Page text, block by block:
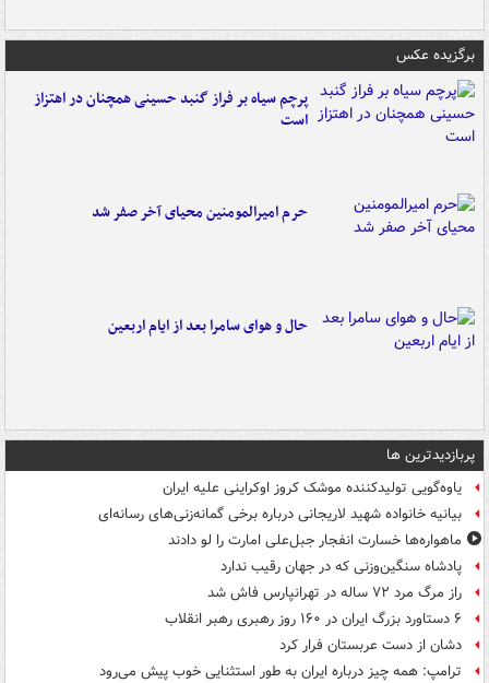
برگزیده عکس
پرچم سیاه بر فراز گنبد حسینی همچنان در اهتزاز
است
حرم امیرالمومنین محیای آخر صفر شد
حال و هوای سامرا بعد از ایام اربعین
پربازدیدترین ها
یاوه‌گویی تولیدکننده موشک کروز اوکراینی علیه ایران
بیانیه خانواده شهید لاریجانی درباره برخی گمانه‌زنی‌های رسانه‌ای
ماهواره‌ها خسارت انفجار جبل‌علی امارت را لو دادند
پادشاه سنگین‌وزنی که در جهان رقیب ندارد
راز مرگ مرد ۷۲ ساله در تهرانپارس فاش شد
۶ دستاورد بزرگ ایران در ۱۶۰ روز رهبری رهبر انقلاب
دشان از دست عربستان فرار کرد
ترامپ: همه چیز درباره ایران به طور استثنایی خوب پیش می‌رود